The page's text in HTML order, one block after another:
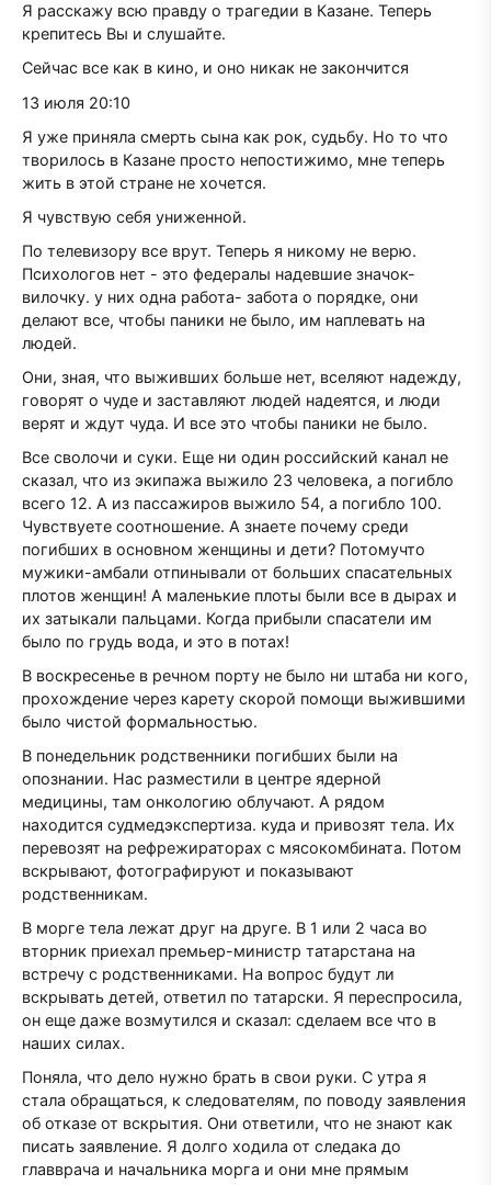
Я расскажу всю правду о трагедии в Казане. Теперь
крепитесь Вы и слушайте.
Сейчас все как в кино, и оно никак не закончится
13 июля 20:10
Я уже приняла смерть сына как рок, судьбу. Но то что
творилось в Казане просто непостижимо, мне теперь
жить в этой стране не хочется.
Я чувствую себя униженной.
По телевизору все врут. Теперь я никому не верю.
Психологов нет - это федералы надевшие значок-
вилочку. у них одна работа- забота о порядке, они
делают все, чтобы паники не было, им наплевать на
людей.
Они, зная, что выживших больше нет, вселяют надежду,
говорят о чуде и заставляют людей надеятся, и люди
верят и ждут чуда. И все это чтобы паники не было.
Все сволочи и суки. Еще ни один российский канал не
сказал, что из экипажа выжило 23 человека, а погибло
всего 12. А из пассажиров выжило 54, а погибло 100.
Чувствуете соотношение. А знаете почему среди
погибших в основном женщины и дети? Потомучто
мужики-амбали отпинывали от больших спасательных
плотов женщин! А маленькие плоты были все в дырах и
их затыкали пальцами. Когда прибыли спасатели им
было по грудь вода, и это в потах!
В воскресенье в речном порту не было ни штаба ни кого,
прохождение через карету скорой помощи выжившими
было чистой формальностью.
В понедельник родственники погибших были на
опознании. Нас разместили в центре ядерной
медицины, там онкологию облучают. А рядом
находится судмедэкспертиза. куда и привозят тела. Их
перевозят на рефрежираторах с мясокомбината. Потом
вскрывают, фотографируют и показывают
родственникам.
В морге тела лежат друг на друге. В 1 или 2 часа во
вторник приехал премьер-министр татарстана на
встречу с родственниками. На вопрос будут ли
вскрывать детей, ответил по татарски. Я переспросила,
он еще даже возмутился и сказал: сделаем все что в
наших силах.
Поняла, что дело нужно брать в свои руки. С утра я
стала обращаться, к следователям, по поводу заявления
об отказе от вскрытия. Они ответили, что не знают как
писать заявление. Я долго ходила от следака до
главврача и начальника морга и они мне прямым